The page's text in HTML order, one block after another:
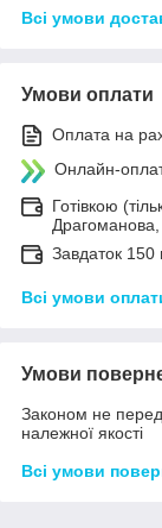
Всі умови
Умови оплати
Оплата на
Онлайн-
Готівкою
Драгоманова,
Завдаток 150
Всі умови
Умови
Законом не
належної якості
Всі умови